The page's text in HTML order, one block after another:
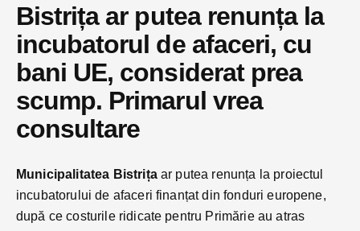
Bistrița ar putea renunța la
incubatorul de afaceri, cu
bani UE, considerat prea
scump. Primarul vrea
consultare
Municipalitatea Bistrițaar putea renunța la proiectul
incubatorului de afaceri finanțat din fonduri europene,
după ce costurile ridicate pentru Primărie au atras